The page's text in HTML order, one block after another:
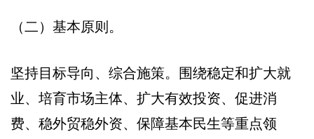
（二）基本原则。
坚持目标导向、综合施策。围绕稳定和扩大就
业、培育市场主体、扩大有效投资、促进消
费、稳外贸稳外资、保障基本民生等重点领